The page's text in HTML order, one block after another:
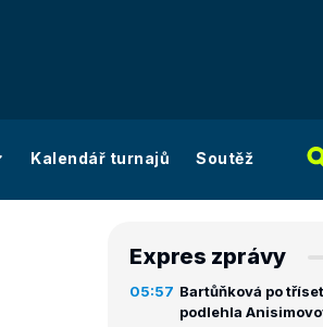
Kalendář turnajů Soutěž
Expres zprávy
05:57 Bartůňková po
podlehla